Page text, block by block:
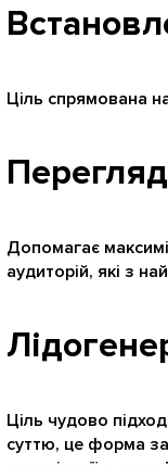
Ціль спрямована
Допомагає
аудиторій, які з
Ціль чудово
суттю, це форма